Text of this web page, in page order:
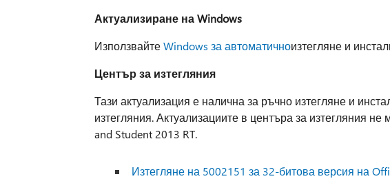
Актуализиране на Windows
ИзползвайтеWindows за автоматичноизтегляне и
Център за изтегляния
Тази актуализация е налична за ръчно изтегляне и
изтегляния. Актуализациите в центъра за изтегляния
and Student 2013 RT.
Изтегляне на 5002151 за 32-битова версия на